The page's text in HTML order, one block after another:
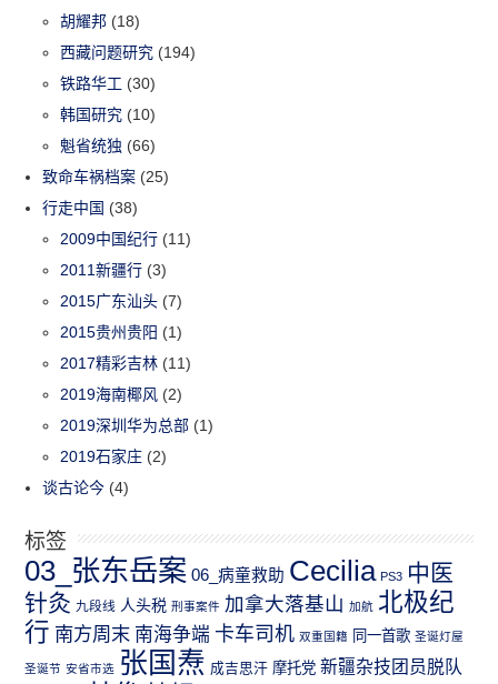
胡耀邦 (18)
西藏问题研究 (194)
铁路华工 (30)
韩国研究 (10)
魁省统独 (66)
致命车祸档案 (25)
行走中国 (38)
2009中国纪行 (11)
2011新疆行 (3)
2015广东汕头 (7)
2015贵州贵阳 (1)
2017精彩吉林 (11)
2019海南椰风 (2)
2019深圳华为总部 (1)
2019石家庄 (2)
谈古论今 (4)
标签
03_张东岳案 06_病童救助 Cecilia PS3 中医
针灸 九段线 人头税 刑事案件 加拿大落基山 加航 北极纪
行 南方周末 南海争端 卡车司机 双重国籍 同一首歌 圣诞灯屋
圣诞节 安省市选 张国焘 成吉思汗 摩托党 新疆杂技团员脱队